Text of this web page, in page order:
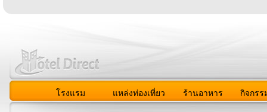
โรงแรม แหล่งท่องเที่ยว ร้านอาหาร กิจกรร